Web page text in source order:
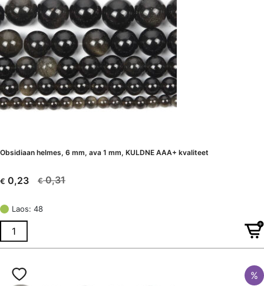
Obsidiaan helmes, 6 mm, ava 1 mm, KULDNE AAA+ kvaliteet
€0,31
Algne
oli:
€ 0,31.
€ 0,23
Current
is:
€ 0,23.
Laos: 48
%